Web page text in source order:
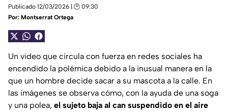
Publicado 12/03/2026 | 🕑 09:30
Por: Montserrat Ortega
Un video que circula con fuerza en redes sociales ha
encendido la polémica debido a la inusual manera en la
que un hombre decide sacar a su mascota a la calle. En
las imágenes se observa cómo, con la ayuda de una soga
y una polea, el sujeto baja al can suspendido en el aire